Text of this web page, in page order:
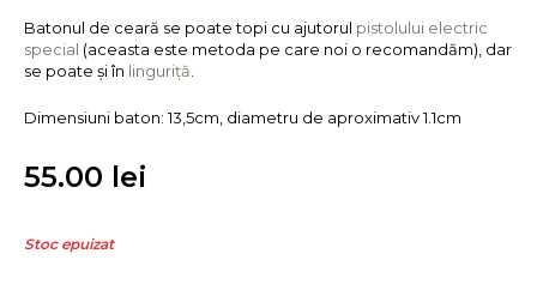
Batonul de ceară se poate topi cu ajutorul pistolului electric
special (aceasta este metoda pe care noi o recomandăm), dar
se poate și în linguriță.
Dimensiuni baton: 13,5cm, diametru de aproximativ 1.1cm
55.00 lei
Stoc epuizat